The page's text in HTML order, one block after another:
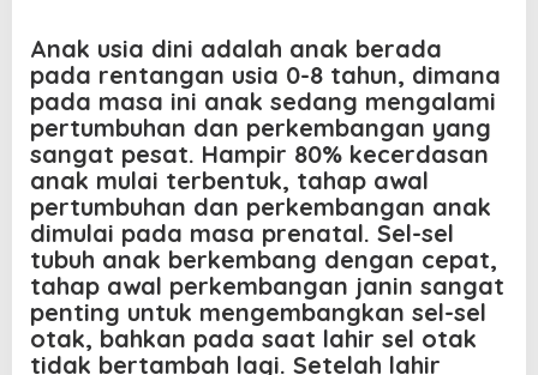
Anak usia dini adalah anak berada
pada rentangan usia 0-8 tahun, dimana
pada masa ini anak sedang mengalami
pertumbuhan dan perkembangan yang
sangat pesat. Hampir 80% kecerdasan
anak mulai terbentuk, tahap awal
pertumbuhan dan perkembangan anak
dimulai pada masa prenatal. Sel-sel
tubuh anak berkembang dengan cepat,
tahap awal perkembangan janin sangat
penting untuk mengembangkan sel-sel
otak, bahkan pada saat lahir sel otak
tidak bertambah lagi. Setelah lahir